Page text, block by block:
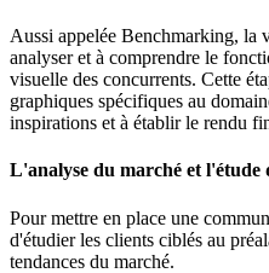
Aussi appelée Benchmarking, la
analyser et à comprendre le
visuelle des concurrents. Cette
graphiques spécifiques au
inspirations et à établir le rendu
L'analyse du marché et l'étude
Pour mettre en place une
d'étudier les clients ciblés au
tendances du marché.